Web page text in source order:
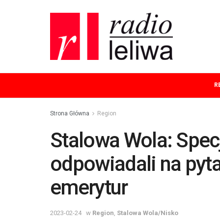
Strona Główna Region
Stalowa Wola:
odpowiadali na
emerytur
2023-02-24 w Region Stalowa Wola/Nisko